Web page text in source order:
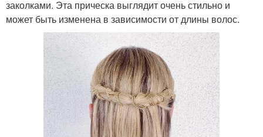
заколками. Эта прическа выглядит очень стильно и
может быть изменена в зависимости от длины волос.